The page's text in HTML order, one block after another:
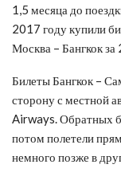
1,5 месяца до
2017 году купили
Москва – Бангкок
Билеты Бангкок –
сторону с местной
Airways. Обратных
потом полетели
немного позже в